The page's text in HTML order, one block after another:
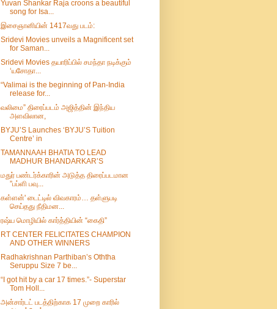
Yuvan Shankar Raja croons a beautiful
song for Isa...
இசைஞானியின் 1417வது படம்:
Sridevi Movies unveils a Magnificent set
for Saman...
Sridevi Movies தயாரிப்பில் சமந்தா நடிக்கும்
‘யசோதா...
“Valimai is the beginning of Pan-India
release for...
வலிமை” திரைப்படம் அஜித்தின் இந்திய
அளவிலான,
BYJU’S Launches ‘BYJU’S Tuition
Centre’ in
TAMANNAAH BHATIA TO LEAD
MADHUR BHANDARKAR’S
மதுர் பண்டர்க்காரின் அடுத்த திரைப்படமான
”பப்ளி பவு...
கள்ளன்' டைட்டில் விவகாரம்… தள்ளுபடி
செய்தது நீதிமன...
ரஷ்ய மொழியில் கார்த்தியின் “கைதி”
RT CENTER FELICITATES CHAMPION
AND OTHER WINNERS
Radhakrishnan Parthiban’s Oththa
Seruppu Size 7 be...
“I got hit by a car 17 times.”- Superstar
Tom Holl...
அன்சார்டட் படத்திற்காக 17 முறை காரில்